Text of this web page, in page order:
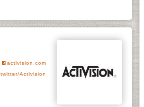
activision.com
twitter/Activision